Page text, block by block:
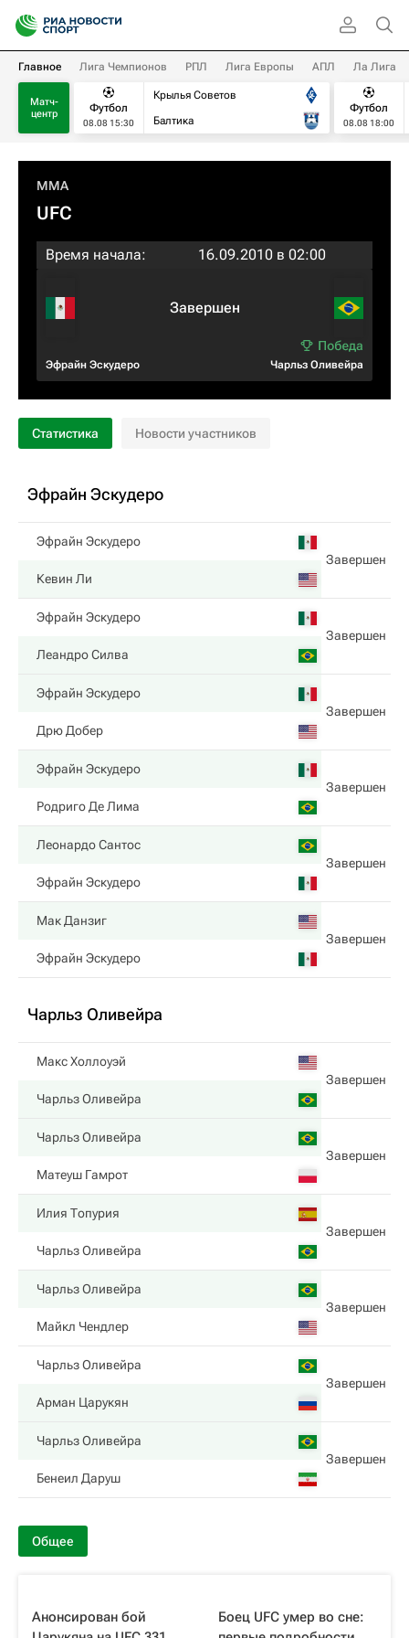
Главное Лига Чемпионов РПЛ Лига Европы АПЛ Ла Лига
Матч-
центр
Футбол
08.08 15:30
Крылья Советов
Балтика
Футбол
08.08 18:00
MMA
UFC
Время начала: 16.09.2010 в 02:00
Эфрайн Эскудеро
Завершен
Чарльз Оливейра
Статистика Новости участников
Эфрайн Эскудеро
Эфрайн Эскудеро
Завершен
Кевин Ли
Эфрайн Эскудеро
Завершен
Леандро Силва
Эфрайн Эскудеро
Завершен
Дрю Добер
Эфрайн Эскудеро
Завершен
Родриго Де Лима
Леонардо Сантос
Завершен
Эфрайн Эскудеро
Мак Данзиг
Завершен
Эфрайн Эскудеро
Чарльз Оливейра
Макс Холлоуэй
Завершен
Чарльз Оливейра
Чарльз Оливейра
Завершен
Матеуш Гамрот
Илия Топурия
Завершен
Чарльз Оливейра
Чарльз Оливейра
Завершен
Майкл Чендлер
Чарльз Оливейра
Завершен
Арман Царукян
Чарльз Оливейра
Завершен
Бенеил Даруш
Общее
Анонсирован бой
Боец UFC умер во сне: